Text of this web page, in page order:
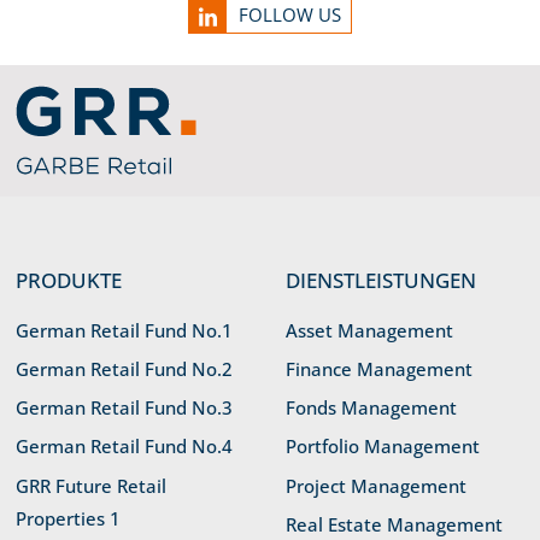
FOLLOW US
PRODUKTE
German Retail Fund No.1
German Retail Fund No.2
German Retail Fund No.3
German Retail Fund No.4
GRR Future Retail
Properties 1
DIENSTLEISTUNGEN
Asset Management
Finance Management
Fonds Management
Portfolio Management
Project Management
Real Estate Management